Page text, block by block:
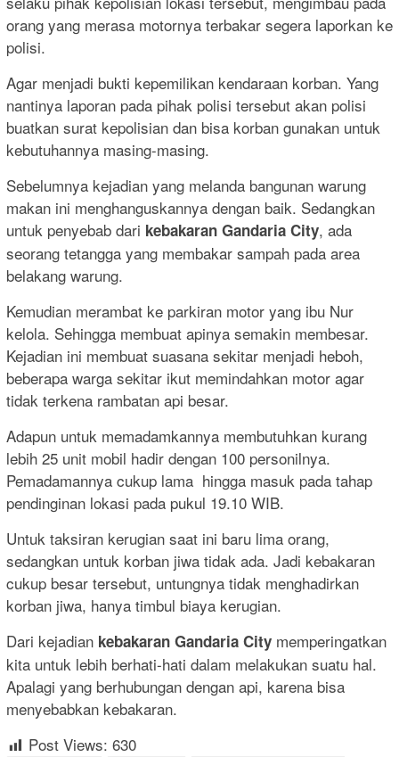
orang yang merasa motornya terbakar segera laporkan ke
polisi.
Agar menjadi bukti kepemilikan kendaraan korban. Yang
nantinya laporan pada pihak polisi tersebut akan polisi
buatkan surat kepolisian dan bisa korban gunakan untuk
kebutuhannya masing-masing.
Sebelumnya kejadian yang melanda bangunan warung
makan ini menghanguskannya dengan baik. Sedangkan
untuk penyebab dari kebakaran Gandaria City, ada
seorang tetangga yang membakar sampah pada area
belakang warung.
Kemudian merambat ke parkiran motor yang ibu Nur
kelola. Sehingga membuat apinya semakin membesar.
Kejadian ini membuat suasana sekitar menjadi heboh,
beberapa warga sekitar ikut memindahkan motor agar
tidak terkena rambatan api besar.
Adapun untuk memadamkannya membutuhkan kurang
lebih 25 unit mobil hadir dengan 100 personilnya.
Pemadamannya cukup lama hingga masuk pada tahap
pendinginan lokasi pada pukul 19.10 WIB.
Untuk taksiran kerugian saat ini baru lima orang,
sedangkan untuk korban jiwa tidak ada. Jadi kebakaran
cukup besar tersebut, untungnya tidak menghadirkan
korban jiwa, hanya timbul biaya kerugian.
Dari kejadian kebakaran Gandaria City memperingatkan
kita untuk lebih berhati-hati dalam melakukan suatu hal.
Apalagi yang berhubungan dengan api, karena bisa
menyebabkan kebakaran.
Post Views: 630